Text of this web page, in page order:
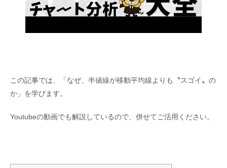
この記事では、「なぜ、半値線が移動平均線よりも〝スゴイ〟の
か」を学びます。
Youtubeの動画でも解説しているので、併せてご活用ください。